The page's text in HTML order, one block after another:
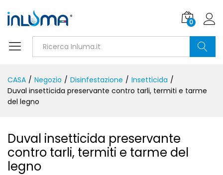
0
CASA / Negozio / Disinfestazione / Insetticida /
Duval insetticida preservante contro tarli, termiti e tarme
del legno
Duval insetticida preservante
contro tarli, termiti e tarme del
legno